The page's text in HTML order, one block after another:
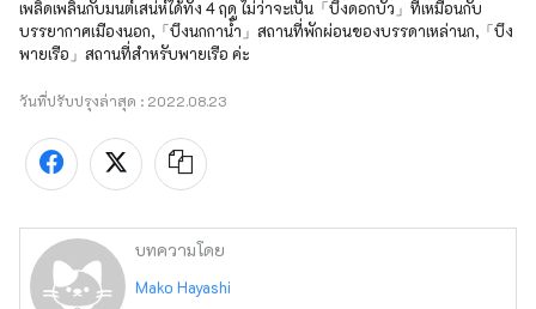
เพลิดเพลินกับมนต์เสน่ห์ได้ทั้ง 4 ฤดู ไม่ว่าจะเป็น「บึงดอกบัว」ที่เหมือนกับ
บรรยากาศเมืองนอก,「บึงนกกาน้ำ」สถานที่พักผ่อนของบรรดาเหล่านก,「บึง
พายเรือ」สถานที่สำหรับพายเรือ ค่ะ
วันที่ปรับปรุงล่าสุด : 2022.08.23
บทความโดย
Mako Hayashi